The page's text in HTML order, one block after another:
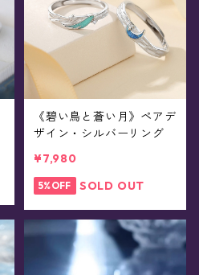
《碧い鳥と蒼い月》ペアデ
ザイン・シルバーリング
¥7,980
5%OFF SOLD OUT